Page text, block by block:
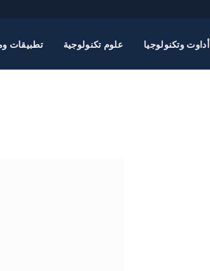
أداوت وتكنولوجيا علوم تكنولوجية تطبيقات